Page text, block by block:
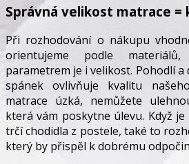
Správná velikost matrace =
Při rozhodování o nákupu
orientujeme podle materiálů,
parametrem je i velikost. Pohodlí
spánek ovlivňuje kvalitu
matrace úzká, nemůžete
která vám poskytne úlevu. Když
trčí chodidla z postele, také to
který by přispěl k dobrému